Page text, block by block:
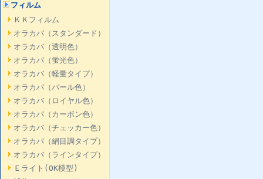
フィルム
ＫＫフィルム
オラカバ（スタンダード）
オラカバ（透明色）
オラカバ（蛍光色）
オラカバ（軽量タイプ）
オラカバ（パール色）
オラカバ（ロイヤル色）
オラカバ（カーボン色）
オラカバ（チェッカー色）
オラカバ（絹目調タイプ）
オラカバ（ラインタイプ）
Ｅライト(OK模型)